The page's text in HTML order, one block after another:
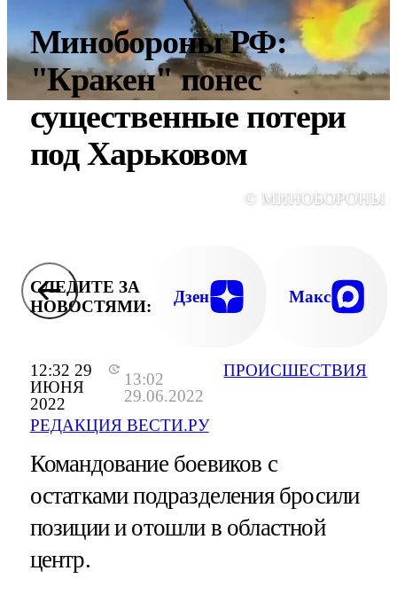
12:32 29
ИЮНЯ
2022
13:02
29.06.2022
РЕДАКЦИЯ ВЕСТИ.РУ
ПРОИСШЕСТВИЯ
Минобороны РФ:
"Кракен" понес
существенные потери
под Харьковом
© МИНОБОРОНЫ
СЛЕДИТЕ ЗА
НОВОСТЯМИ:
Дзен Макс
Командование боевиков с
остатками подразделения бросили
позиции и отошли в областной
центр.